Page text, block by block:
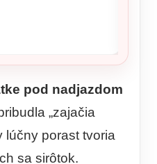
pod nadjazdom
„zajačia
lúčny porast tvoria
sa sirôtok.